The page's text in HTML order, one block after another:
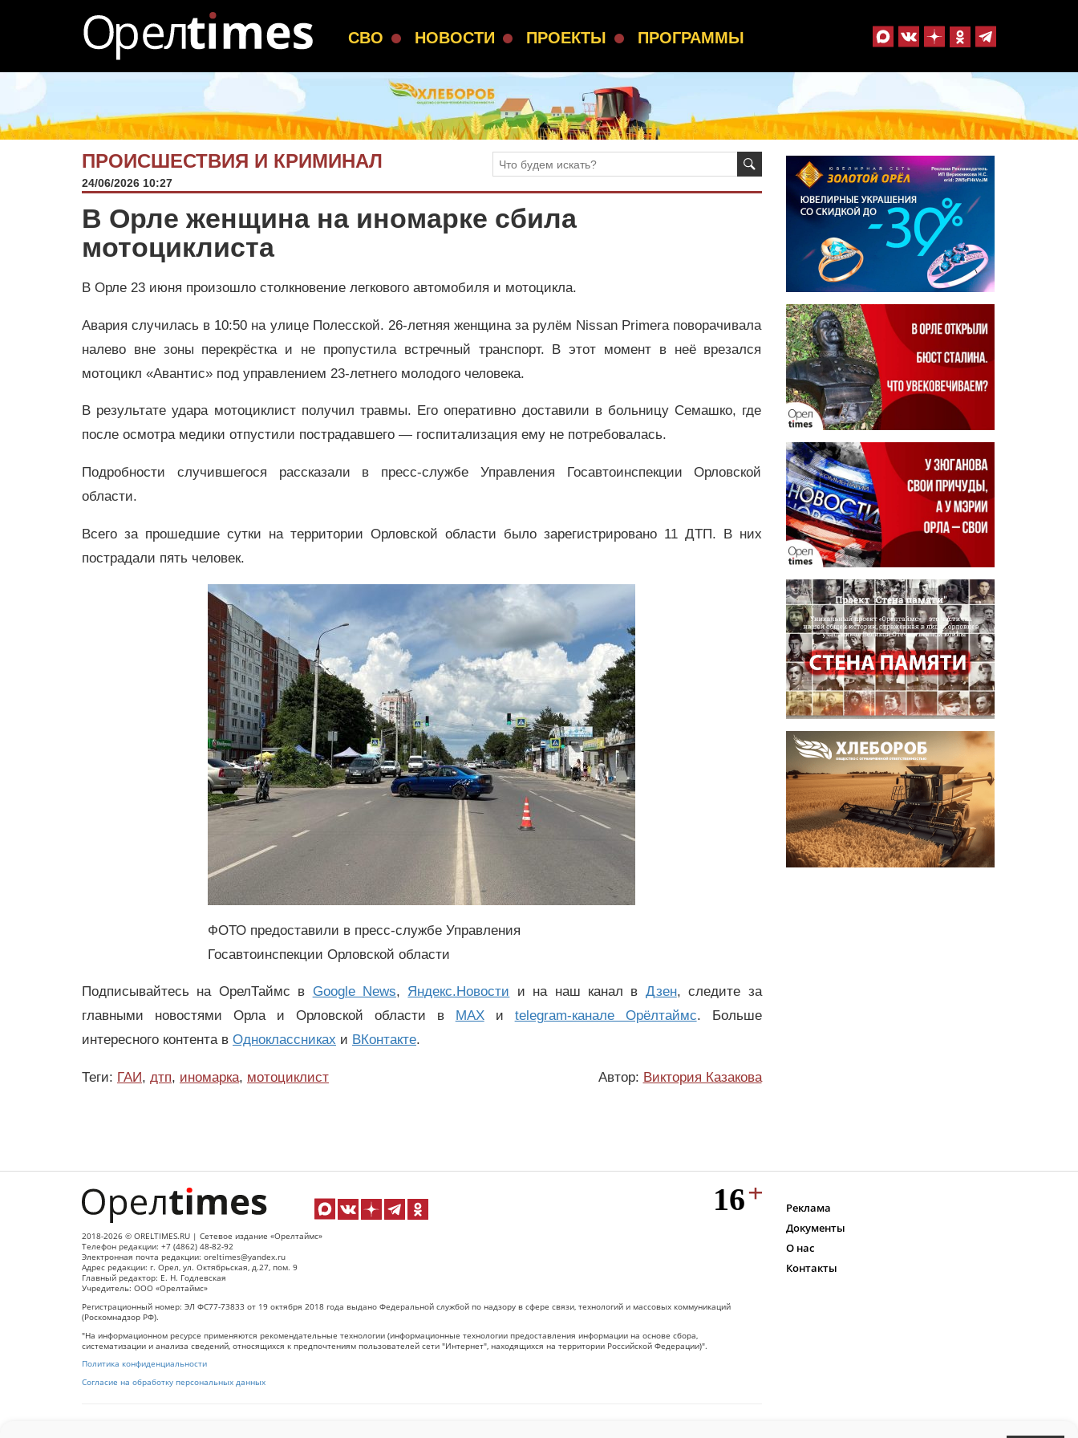
СВО НОВОСТИ ПРОЕКТЫ ПРОГРАММЫ
ПРОИСШЕСТВИЯ И КРИМИНАЛ
24/06/2026 10:27
В Орле женщина на иномарке сбила
мотоциклиста
В Орле 23 июня произошло столкновение легкового автомобиля и мотоцикла.
Авария случилась в 10:50 на улице Полесской. 26-летняя женщина за рулём Nissan Primera поворачивала
налево вне зоны перекрёстка и не пропустила встречный транспорт. В этот момент в неё врезался
мотоцикл «Авантис» под управлением 23-летнего молодого человека.
В результате удара мотоциклист получил травмы. Его оперативно доставили в больницу Семашко, где
после осмотра медики отпустили пострадавшего — госпитализация ему не потребовалась.
Подробности случившегося рассказали в пресс-службе Управления Госавтоинспекции Орловской
области.
Всего за прошедшие сутки на территории Орловской области было зарегистрировано 11 ДТП. В них
пострадали пять человек.
ФОТО предоставили в пресс-службе Управления
Госавтоинспекции Орловской области
Подписывайтесь на ОрелТаймс в Google News, Яндекс.Новости и на наш канал в Дзен, следите за
главными новостями Орла и Орловской области в
MAXи telegram-канале Орёлтаймс. Больше
интересного контента в Одноклассниках и ВКонтакте.
Теги: ГАИ, дтп, иномарка, мотоциклист Автор: Виктория Казакова
2018-2026 © ORELTIMES.RU | Сетевое издание «Орелтаймс»
Телефон редакции: +7 (4862) 48-82-92
Электронная почта редакции: oreltimes@yandex.ru
Адрес редакции: г. Орел, ул. Октябрьская, д.27, пом. 9
Главный редактор: Е. Н. Годлевская
Учредитель: ООО «Орелтаймс»
Регистрационный номер: ЭЛ ФС77-73833 от 19 октября 2018 года выдано Федеральной службой по надзору в сфере связи, технологий и массовых коммуникаций
(Роскомнадзор РФ).
"На информационном ресурсе применяются рекомендательные технологии (информационные технологии предоставления информации на основе сбора,
систематизации и анализа сведений, относящихся к предпочтениям пользователей сети "Интернет", находящихся на территории Российской Федерации)".
Политика конфиденциальности
Согласие на обработку персональных данных
Реклама
Документы
О нас
Контакты